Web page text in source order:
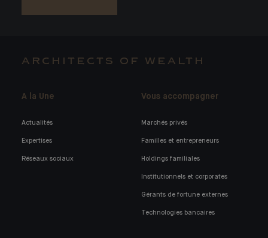
ARCHITECTS OF WEALTH
A la Une
Actualités
Expertises
Réseaux sociaux
Vous accompagner
Marchés privés
Familles et entrepreneurs
Holdings familiales
Institutionnels et corporates
Gérants de fortune externes
Technologies bancaires